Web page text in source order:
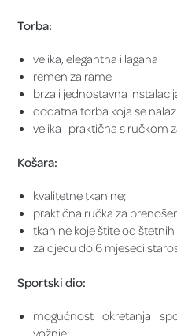
Torba:
velika, elegantna i lagana
remen za rame
brza i jednostavna
dodatna torba koja se
velika i praktična s ručkom
Košara:
kvalitetne tkanine;
praktična ručka za
tkanine koje štite od štetnih
za djecu do 6 mjeseci
Sportski dio:
mogućnost okretanja
vožnje;